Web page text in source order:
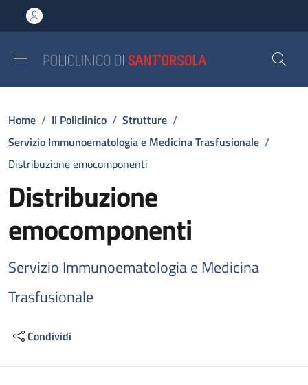
al contenuto principale
to footer content
Briciole di pane
Home / Il Policlinico / Strutture /
Servizio Immunoematologia e Medicina Trasfusionale /
Distribuzione emocomponenti
Distribuzione
emocomponenti
Servizio Immunoematologia e Medicina
Trasfusionale
Condividi